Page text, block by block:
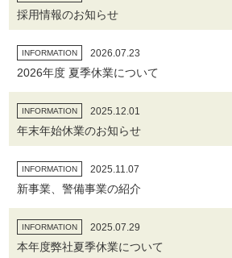
採用情報のお知らせ
INFORMATION 2026.07.23
2026年度 夏季休業について
INFORMATION 2025.12.01
年末年始休業のお知らせ
INFORMATION 2025.11.07
新事業、警備事業の紹介
INFORMATION 2025.07.29
本年度弊社夏季休業について